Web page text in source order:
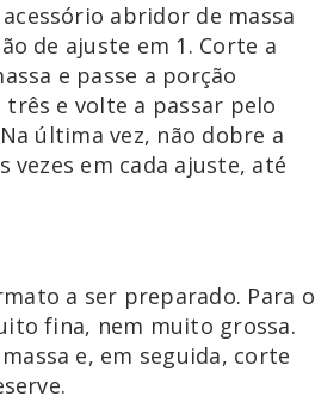
abridor de massa
de ajuste em 1. Corte a
e passe a porção
e volte a passar pelo
última vez, não dobre a
vezes em cada ajuste, até
a ser preparado. Para o
fina, nem muito grossa.
e, em seguida, corte